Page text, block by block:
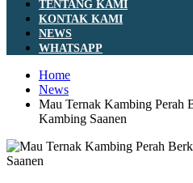
TENTANG KAMI
KONTAK KAMI
NEWS
WHATSAPP
Home
News
Mau Ternak Kambing Perah
Kambing Saanen